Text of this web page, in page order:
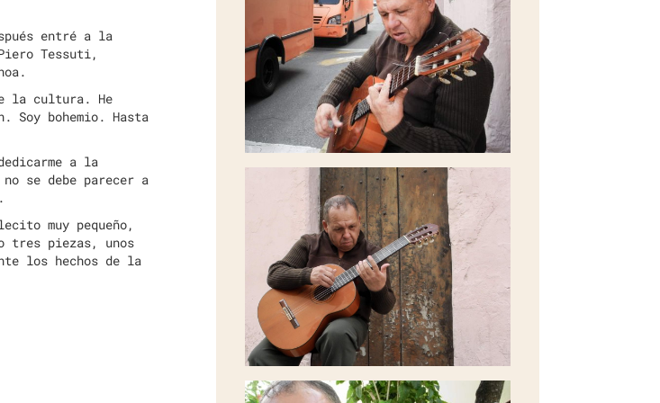
entré a la
Tessuti,
la cultura. He
Soy bohemio. Hasta
a la
se debe parecer a
muy pequeño,
o tres piezas, unos
los hechos de la